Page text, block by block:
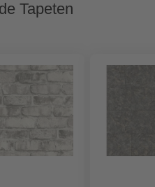
Tapeten